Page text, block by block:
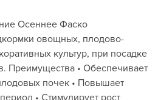
Осеннее Фаско
овощных, плодово-
культур, при посадке
Преимущества • Обеспечивает
почек • Повышает
• Стимулирует рост